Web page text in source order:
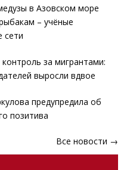
в Азовском море
– учёные
сети
за мигрантами:
выросли вдвое
предупредила об
позитива
Все новости →